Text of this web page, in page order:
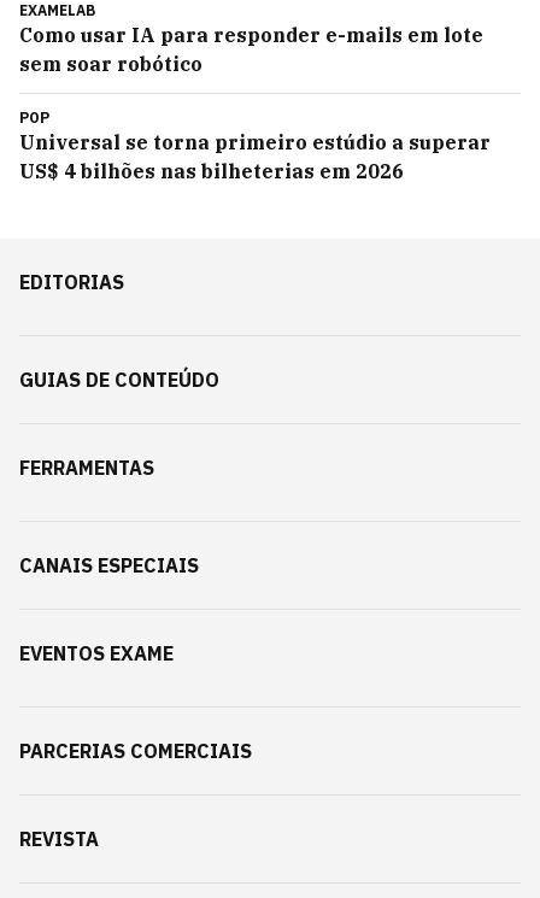
EXAMELAB
Como usar IA para responder e-mails em lote
sem soar robótico
POP
Universal se torna primeiro estúdio a superar
US$ 4 bilhões nas bilheterias em 2026
EDITORIAS
GUIAS DE CONTEÚDO
FERRAMENTAS
CANAIS ESPECIAIS
EVENTOS EXAME
PARCERIAS COMERCIAIS
REVISTA